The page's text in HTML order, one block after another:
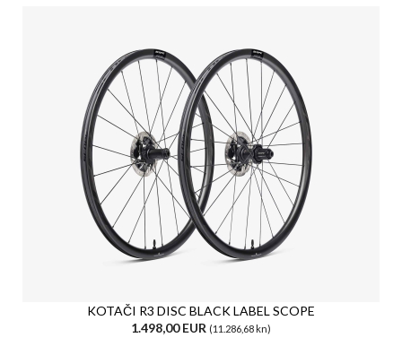
KOTAČI R3 DISC BLACK LABEL SCOPE
1.498,00 EUR (11.286,68 kn)